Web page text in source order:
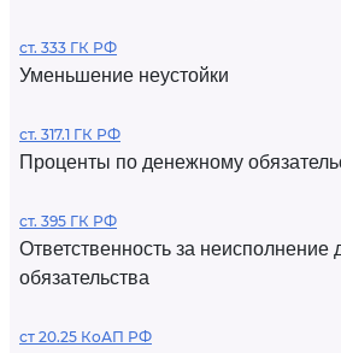
ст. 333 ГК РФ
Уменьшение неустойки
ст. 317.1 ГК РФ
Проценты по денежному
ст. 395 ГК РФ
Ответственность за неисполнение
обязательства
ст 20.25 КоАП РФ